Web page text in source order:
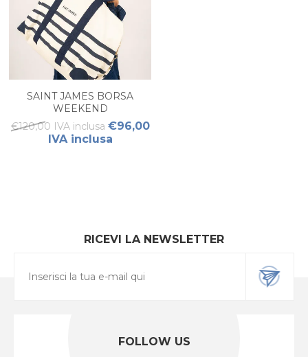
SAINT JAMES BORSA
WEEKEND
€120,00 IVA inclusa €96,00
IVA inclusa
RICEVI LA NEWSLETTER
FOLLOW US